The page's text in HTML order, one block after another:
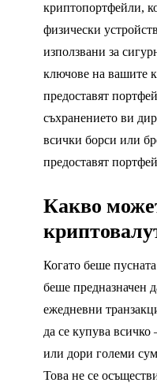
криптопортфейли,
физически
използвани за
ключове на вашите
предоставят
съхранението ви
всички борси или
предоставят
Какво
Когато беше
беше предназначен
ежедневни
да се купува
или дори големи
Това не се